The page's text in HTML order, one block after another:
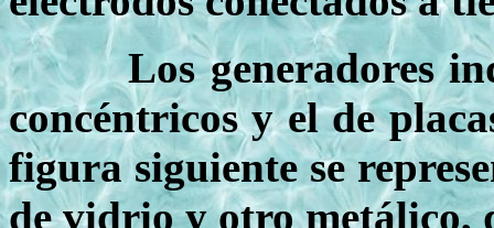
Los generadores
concéntricos y el de
figura siguiente se
de vidrio y otro metálico,